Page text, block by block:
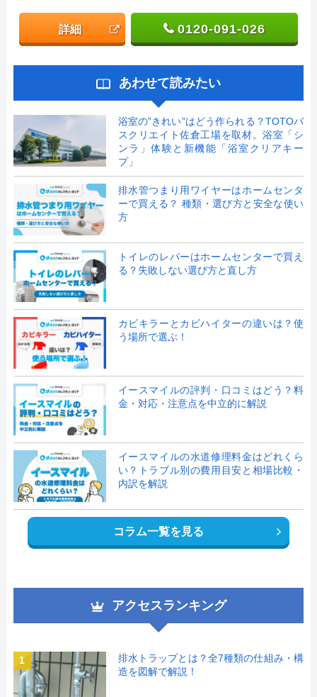
詳細 0120-091-026
あわせて読みたい
浴室の”きれい”はどう作られる？TOTOバ
スクリエイト佐倉工場を取材。浴室「シ
ンラ」体験と新機能「浴室クリアキー
プ」
排水管つまり用ワイヤーはホームセンタ
ーで買える？ 種類・選び方と安全な使い
方
トイレのレバーはホームセンターで買え
る？失敗しない選び方と直し方
カビキラーとカビハイターの違いは？使
う場所で選ぶ！
イースマイルの評判・口コミはどう？料
金・対応・注意点を中立的に解説
イースマイルの水道修理料金はどれくら
い？トラブル別の費用目安と相場比較・
内訳を解説
コラム一覧を見る
アクセスランキング
1
排水トラップとは？全7種類の仕組み・構
造を図解で解説！